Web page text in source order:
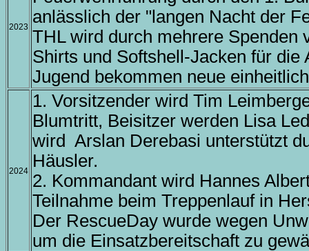
2023
anlässlich der "langen Nacht der
THL wird durch mehrere Spenden
Shirts und Softshell-Jacken für
Jugend bekommen neue
2024
1. Vorsitzender wird Tim
Blumtritt, Beisitzer werden Lisa
wird Arslan Derebasi unterstützt
Häusler.
2. Kommandant wird Hannes
Teilnahme beim Treppenlauf in
Der RescueDay wurde wegen
um die Einsatzbereitschaft zu